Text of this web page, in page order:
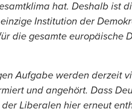
hat. Deshalb ist
Institution der
die gesamte europäische
Aufgabe werden derzeit
und angehört. Dass
Liberalen hier erneut